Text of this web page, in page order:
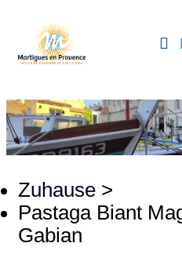
Zuhause >
Pastaga Biant
Gabian